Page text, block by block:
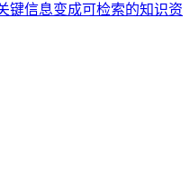
键信息变成可检索的知识资